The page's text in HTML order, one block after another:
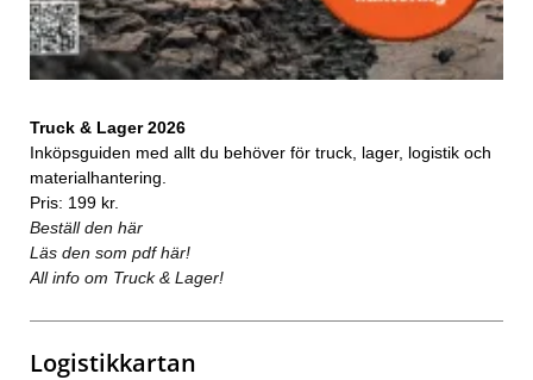
Truck & Lager 2026
Inköpsguiden med allt du behöver för truck, lager, logistik och
materialhantering.
Pris: 199 kr.
Beställ den här
Läs den som pdf här!
All info om Truck & Lager!
Logistikkartan